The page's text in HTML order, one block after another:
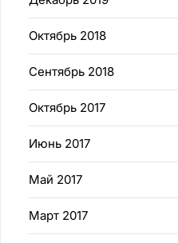
Октябрь 2018
Сентябрь 2018
Октябрь 2017
Июнь 2017
Май 2017
Март 2017